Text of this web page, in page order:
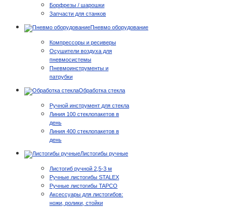
Борфрезы / шарошки
Запчасти для станков
Пневмо оборудование
Компрессоры и ресиверы
Осушители воздуха для
пневмосистемы
Пневмоинструменты и
патрубки
Обработка стекла
Ручной инструмент для стекла
Линия 100 стеклопакетов в
день
Линия 400 стеклопакетов в
день
Листогибы ручные
Листогиб ручной 2,5-3 м
Ручные листогибы STALEX
Ручные листогибы TAPCO
Аксессуары для листогибов:
ножи, ролики, стойки